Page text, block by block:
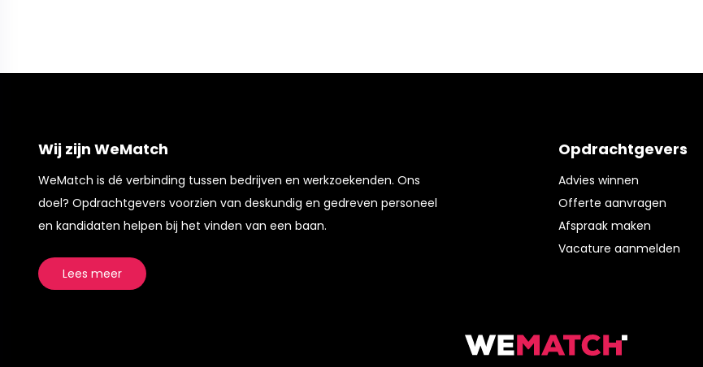
Wij zijn WeMatch
WeMatch is dé verbinding tussen bedrijven en werkzoekenden. Ons
doel? Opdrachtgevers voorzien van deskundig en gedreven personeel
en kandidaten helpen bij het vinden van een baan.
Lees meer
Opdrachtgevers
Advies winnen
Offerte aanvragen
Afspraak maken
Vacature aanmelden